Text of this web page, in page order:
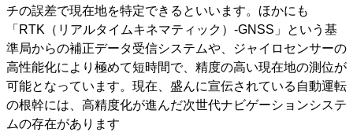
チの誤差で現在地を特定できるといいます。ほかにも
「RTK（リアルタイムキネマティック）-GNSS」という基
準局からの補正データ受信システムや、ジャイロセンサーの
高性能化により極めて短時間で、精度の高い現在地の測位が
可能となっています。現在、盛んに宣伝されている自動運転
の根幹には、高精度化が進んだ次世代ナビゲーションシステ
ムの存在があります